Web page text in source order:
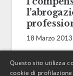
18 Marzo 2013
Questo sito utilizza
cookie di